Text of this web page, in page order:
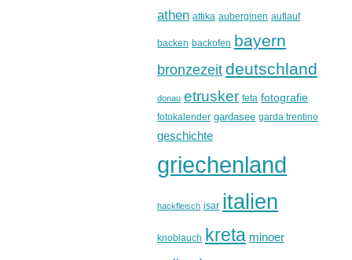
athen attika auberginen auflauf
backen backofen bayern
bronzezeit deutschland
donau etrusker feta fotografie
fotokalender gardasee garda trentino
geschichte
griechenland
hackfleisch isar italien
knoblauch kreta minoer